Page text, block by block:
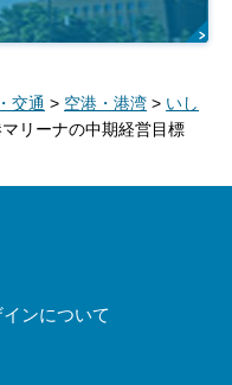
交通 > 空港・港湾 > いし
リーナの中期経営目標
ンについて